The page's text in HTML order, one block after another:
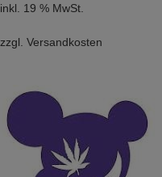
inkl. 19 % MwSt.
zzgl. Versandkosten